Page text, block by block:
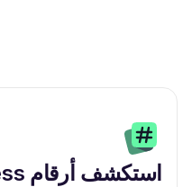
استكشف أرقام Roamless